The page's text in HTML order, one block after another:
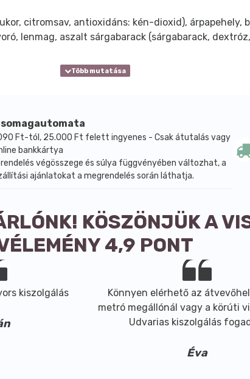
citromsav, antioxidáns: kén-dioxid),
lenmag, aszalt sárgabarack (sárgabarack,
Ft-tól, 25.000 Ft felett ingyenes - Csak átutalás vagy
bankkártya
végösszege és súlya függvényében változhat, a
ajánlatokat a megrendelés során láthatja.
KÖSZÖNJÜK A
4,9 PONT
kiszolgálás
Könnyen elérhető az
metró megállónál vagy a körúti
Udvarias kiszolgálás
Éva